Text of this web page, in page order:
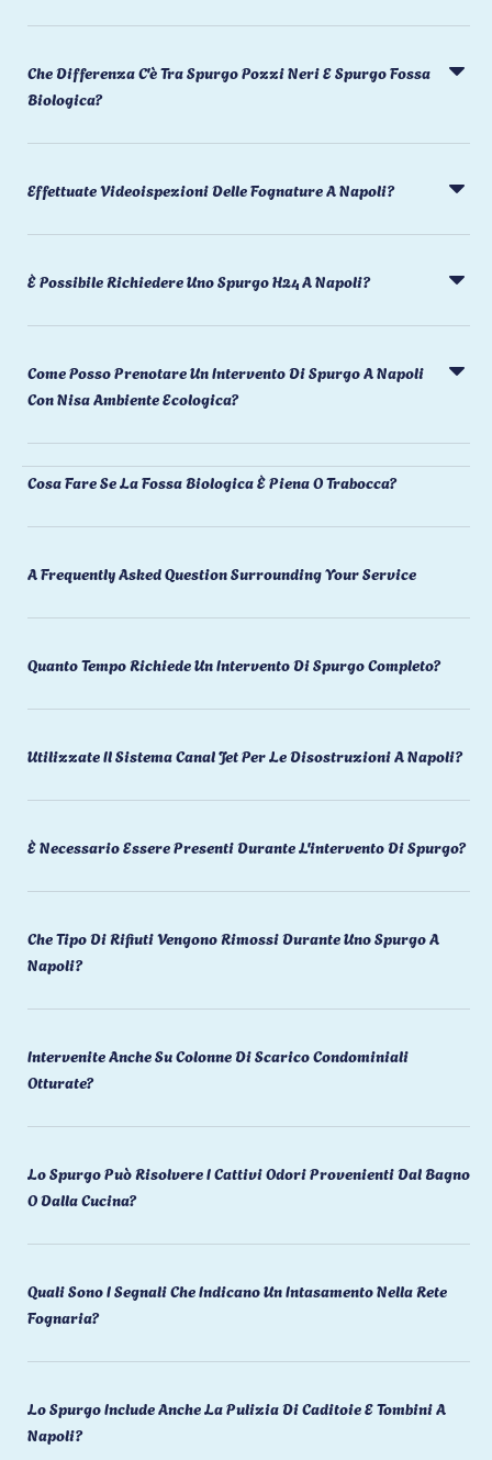
Che Differenza C'è Tra Spurgo Pozzi Neri E Spurgo Fossa
Biologica?
Effettuate Videoispezioni Delle Fognature A Napoli?
È Possibile Richiedere Uno Spurgo H24 A Napoli?
Come Posso Prenotare Un Intervento Di Spurgo A Napoli
Con Nisa Ambiente Ecologica?
Cosa Fare Se La Fossa Biologica È Piena O Trabocca?
A Frequently Asked Question Surrounding Your Service
Quanto Tempo Richiede Un Intervento Di Spurgo Completo?
Utilizzate Il Sistema Canal Jet Per Le Disostruzioni A Napoli?
È Necessario Essere Presenti Durante L'intervento Di Spurgo?
Che Tipo Di Rifiuti Vengono Rimossi Durante Uno Spurgo A
Napoli?
Intervenite Anche Su Colonne Di Scarico Condominiali
Otturate?
Lo Spurgo Può Risolvere I Cattivi Odori Provenienti Dal Bagno
O Dalla Cucina?
Quali Sono I Segnali Che Indicano Un Intasamento Nella Rete
Fognaria?
Lo Spurgo Include Anche La Pulizia Di Caditoie E Tombini A
Napoli?